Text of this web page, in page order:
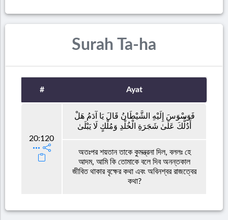
Surah Ta-ha
# Ayat
20:120
فَوَسْوَسَ إِلَيْهِ الشَّيْطَانُ قَالَ يَا آدَمُ هَلْ
أَدُلُّكَ عَلَىٰ شَجَرَةِ الْخُلْدِ وَمُلْكٍ لَا يَبْلَىٰ
অতঃপর শয়তান তাকে কুমন্ত্রনা দিল, বললঃ হে
আদম, আমি কি তোমাকে বলে দিব অনন্তকাল
জীবিত থাকার বৃক্ষের কথা এবং অবিনশ্বর রাজত্বের
কথা?